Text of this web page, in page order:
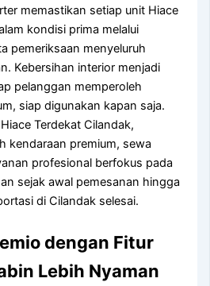
memastikan setiap unit Hiace
kondisi prima melalui
pemeriksaan menyeluruh
Kebersihan interior menjadi
pelanggan memperoleh
siap digunakan kapan saja.
Terdekat Cilandak,
kendaraan premium, sewa
profesional berfokus pada
sejak awal pemesanan hingga
di Cilandak selesai.
dengan Fitur
Lebih Nyaman